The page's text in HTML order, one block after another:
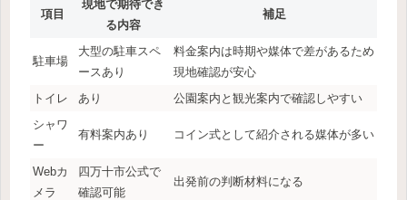
項目
現地で期待でき
る内容
補足
駐車場
大型の駐車スペ
ースあり
料金案内は時期や媒体で差があるため
現地確認が安心
トイレ
あり
公園案内と観光案内で確認しやすい
シャワ
ー
有料案内あり コイン式として紹介される媒体が多い
Webカ
メラ
四万十市公式で
確認可能
出発前の判断材料になる